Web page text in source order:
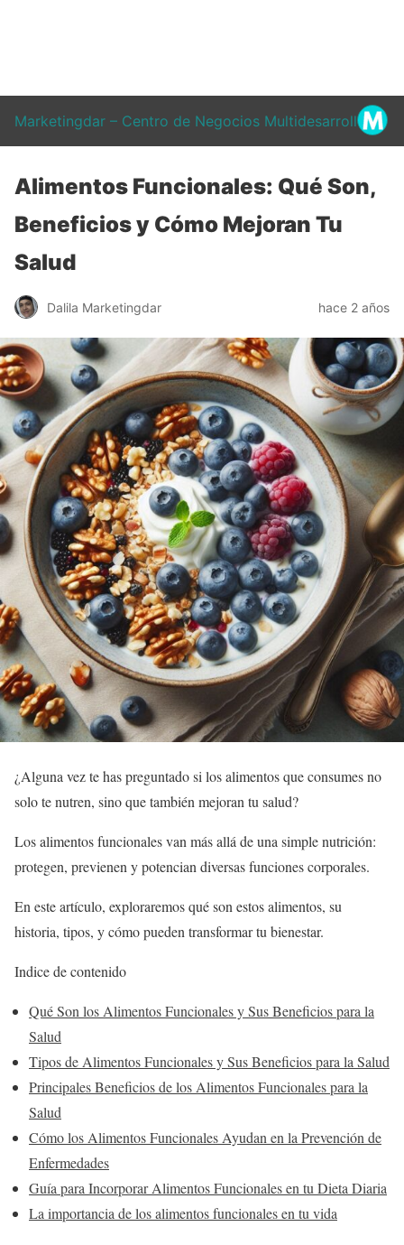
Marketingdar – Centro de Negocios Multidesarrollo
Alimentos Funcionales: Qué Son,
Beneficios y Cómo Mejoran Tu
Salud
Dalila Marketingdar hace 2 años
¿Alguna vez te has preguntado si los alimentos que consumes no
solo te nutren, sino que también mejoran tu salud?
Los alimentos funcionales van más allá de una simple nutrición:
protegen, previenen y potencian diversas funciones corporales.
En este artículo, exploraremos qué son estos alimentos, su
historia, tipos, y cómo pueden transformar tu bienestar.
Indice de contenido
Qué Son los Alimentos Funcionales y Sus Beneficios para la
Salud
Tipos de Alimentos Funcionales y Sus Beneficios para la Salud
Principales Beneficios de los Alimentos Funcionales para la
Salud
Cómo los Alimentos Funcionales Ayudan en la Prevención de
Enfermedades
Guía para Incorporar Alimentos Funcionales en tu Dieta Diaria
La importancia de los alimentos funcionales en tu vida